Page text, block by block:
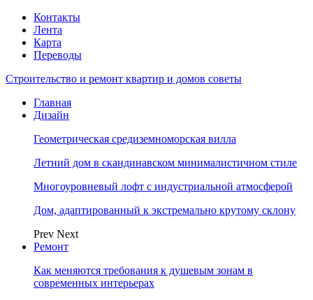
Контакты
Лента
Карта
Переводы
Строительство и ремонт квартир и домов советы
Главная
Дизайн
Геометрическая средиземноморская вилла
Летний дом в скандинавском минималистичном стиле
Многоуровневый лофт с индустриальной атмосферой
Дом, адаптированный к экстремально крутому склону
Prev Next
Ремонт
Как меняются требования к душевым зонам в
современных интерьерах